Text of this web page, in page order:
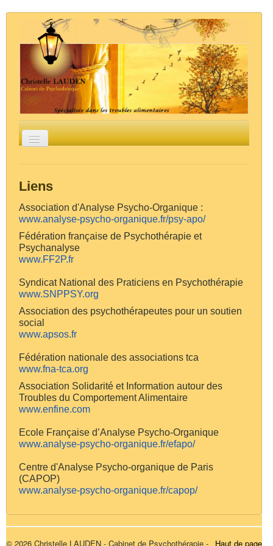
Basculer
la
alimentaires
Liens
Association d'Analyse Psycho-Organique :
www.analyse-psycho-organique.fr/psy-apo/
Fédération française de Psychothérapie et
Psychanalyse
www.FF2P.fr
Syndicat National des Praticiens en Psychothérapie
www.SNPPSY.org
Association des psychothérapeutes pour un soutien
social
www.apsos.fr
Fédération nationale des associations tca
www.fna-tca.org
Association Solidarité et Information autour des
Troubles du Comportement Alimentaire
www.enfine.com
Ecole Française d’Analyse Psycho-Organique
www.analyse-psycho-organique.fr/efapo/
Centre d'Analyse Psycho-organique de Paris
(CAPOP)
www.analyse-psycho-organique.fr/capop/
Haut de page
© 2026 Christelle LAUDEN - Cabinet de Psychothérapie -